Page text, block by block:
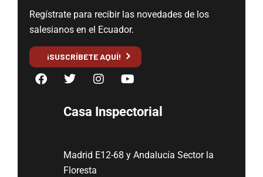
Regístrate para recibir las novedades de los
salesianos en el Ecuador.
¡SUSCRÍBETE AQUÍ!
Casa Inspectorial
Madrid E12-68 y Andalucía Sector la
Floresta